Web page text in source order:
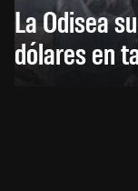
La Odisea
dólares en